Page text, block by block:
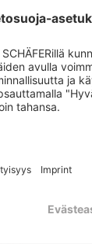
What is